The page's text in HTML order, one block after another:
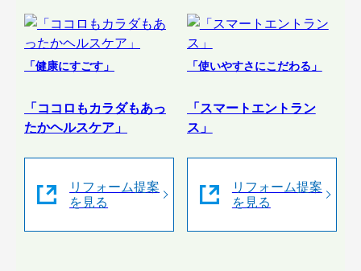
「健康にすごす」
「ココロもカラダもあっ
たかヘルスケア」
リフォーム提案
を見る
「使いやすさにこだわる」
「スマートエントラン
ス」
リフォーム提案
を見る